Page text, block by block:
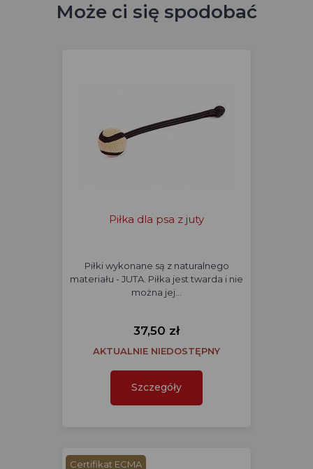
Może ci się spodobać
Piłka dla psa z juty
Piłki wykonane są z naturalnego
materiału - JUTA. Piłka jest twarda i nie
można jej…
37,50 zł
AKTUALNIE NIEDOSTĘPNY
Szczegóły
Certifikat ECMA